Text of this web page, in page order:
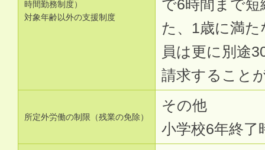
時間勤務制度）
対象年齢以外の支援制度
で6時間まで
た、1歳に満
員は更に別途
請求すること
所定外労働の制限（残業の免除）
その他
小学校6年終了